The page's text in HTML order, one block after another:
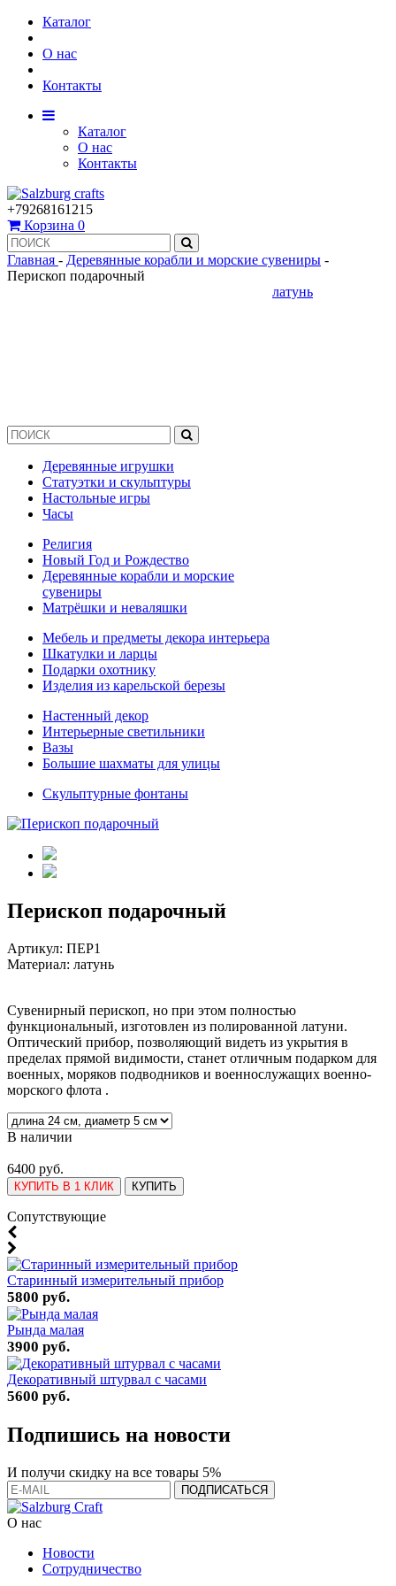
Каталог
О нас
Контакты
Каталог
О нас
Контакты
+79268161215
Корзина 0
Главная - Деревянные корабли и морские сувениры -
Перископ подарочный
Деревянные игрушки
Статуэтки и скульптуры
Настольные игры
Часы
Религия
Новый Год и Рождество
Деревянные корабли и морские
сувениры
Матрёшки и неваляшки
Мебель и предметы декора интерьера
Шкатулки и ларцы
Подарки охотнику
Изделия из карельской березы
Настенный декор
Интерьерные светильники
Вазы
Большие шахматы для улицы
Скульптурные фонтаны
латунь
Перископ подарочный
Артикул: ПЕР1
Материал: латунь
Сувенирный перископ, но при этом полностью
функциональный, изготовлен из полированной латуни.
Оптический прибор, позволяющий видеть из укрытия в
пределах прямой видимости, станет отличным подарком для
военных, моряков подводников и военнослужащих военно-
морского флота .
В наличии
6400 руб.
КУПИТЬ В 1 КЛИК КУПИТЬ
Cопутствующие
Старинный измерительный прибор
5800 руб.
Рында малая
3900 руб.
Декоративный штурвал с часами
5600 руб.
Подпишись на новости
И получи скидку на все товары 5%
О нас
Новости
Сотрудничество